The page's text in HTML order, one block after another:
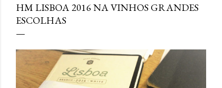
HM LISBOA 2016 NA VINHOS GRANDES
ESCOLHAS